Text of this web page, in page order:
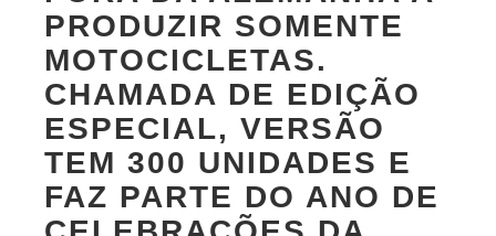
PRODUZIR SOMENTE
MOTOCICLETAS.
CHAMADA DE EDIÇÃO
ESPECIAL, VERSÃO
TEM 300 UNIDADES E
FAZ PARTE DO ANO DE